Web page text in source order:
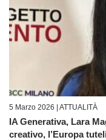
5 Marzo 2026 | ATTUALITÀ
IA Generativa, Lara
creativo, l’Europa